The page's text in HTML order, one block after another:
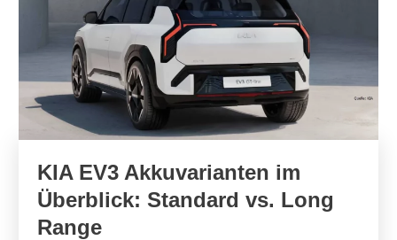
KIA EV3 Akkuvarianten im
Überblick: Standard vs. Long
Range